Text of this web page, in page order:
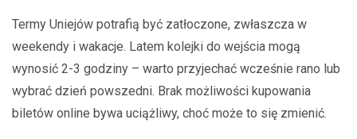
Termy Uniejów potrafią być zatłoczone, zwłaszcza w
weekendy i wakacje. Latem kolejki do wejścia mogą
wynosić 2-3 godziny – warto przyjechać wcześnie rano lub
wybrać dzień powszedni. Brak możliwości kupowania
biletów online bywa uciążliwy, choć może to się zmienić.